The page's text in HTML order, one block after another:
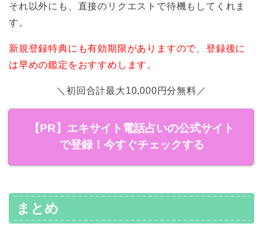
それ以外にも、直接のリクエストで待機もしてくれま
す。
新規登録特典にも有効期限がありますので、登録後に
は早めの鑑定をおすすめします。
＼初回合計最大10,000円分無料／
【PR】エキサイト電話占いの公式サイト
で登録！今すぐチェックする
まとめ